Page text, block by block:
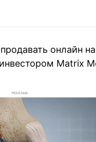
онлайн
Matrix
РЕКЛАМА